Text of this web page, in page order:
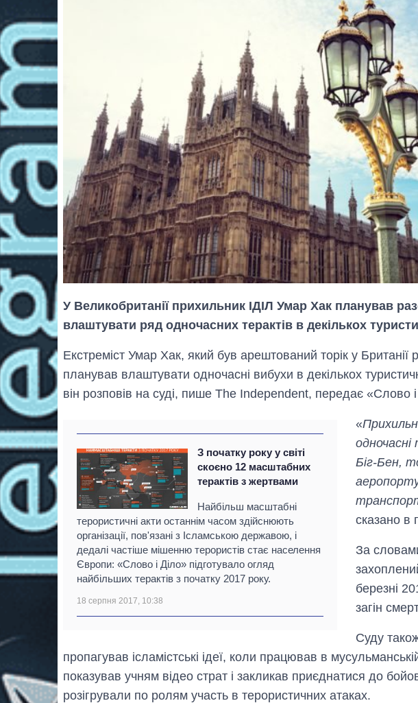
У Великобританії прихильник ІДІЛ Умар Хак планував
влаштувати ряд одночасних терактів в декількох
Екстреміст Умар Хак, який був арештований торік у Британії
планував влаштувати одночасні вибухи в декількох
він розповів на суді, пише The Independent, передає «Слово
З початку року у світі
скоєно 12 масштабних
терактів з жертвами
Найбільш масштабні
терористичні акти останнім часом здійснюють
організації, пов'язані з Ісламською державою, і
дедалі частіше мішенню терористів стає населення
Європи: «Слово і Діло» підготувало огляд
найбільших терактів з початку 2017 року.
18 серпня 2017, 10:38
«
Біг-Бен,
сказано в
За
березні
загін
Суду
пропагував ісламістські ідеї, коли працював в
показував учням відео страт і закликав приєднатися до
розігрували по ролям участь в терористичних атаках.